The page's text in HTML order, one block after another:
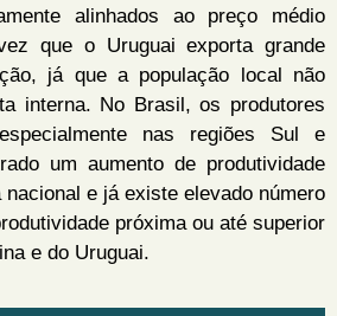
alinhados ao preço médio
que o Uruguai exporta grande
já que a população local não
interna. No Brasil, os produtores
nas regiões Sul e
um aumento de produtividade
nacional e já existe elevado número
próxima ou até superior
e do Uruguai.